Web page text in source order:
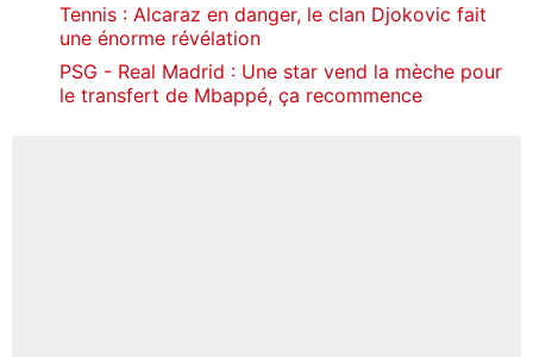
Tennis : Alcaraz en danger, le clan Djokovic fait
une énorme révélation
PSG - Real Madrid : Une star vend la mèche pour
le transfert de Mbappé, ça recommence